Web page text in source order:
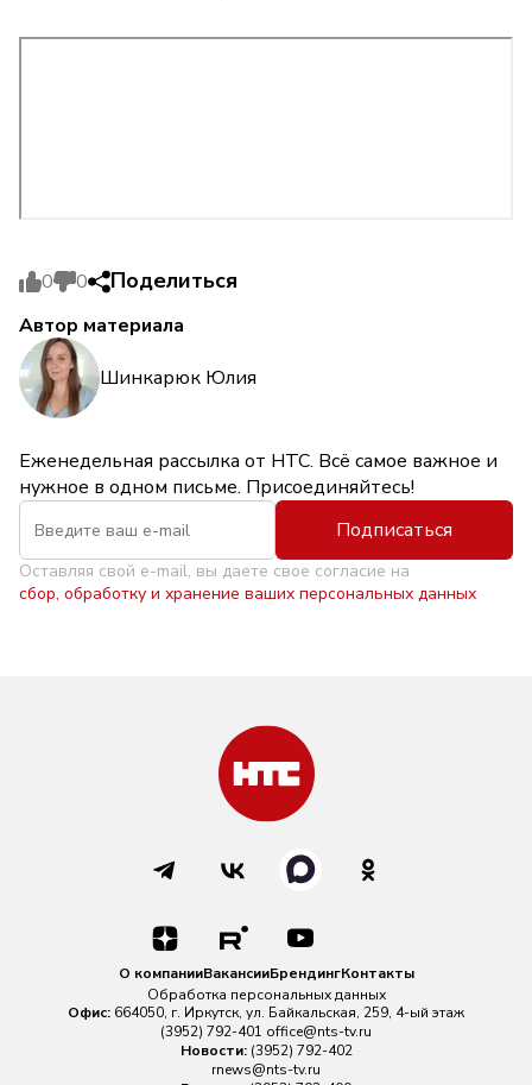
0 0 Поделиться
Автор материала
Шинкарюк Юлия
Еженедельная рассылка от НТС. Всё самое важное и
нужное в одном письме. Присоединяйтесь!
Подписаться
Оставляя свой e-mail, вы даете свое согласие на
сбор, обработку и хранение ваших персональных данных
О компанииВакансииБрендингКонтакты
Обработка персональных данных
Офис: 664050, г. Иркутск, ул. Байкальская, 259, 4-ый этаж
(3952) 792-401 office@nts-tv.ru
Новости: (3952) 792-402
rnews@nts-tv.ru